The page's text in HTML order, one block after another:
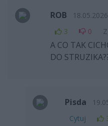
ROB
3
0
A CO TAK
DO
Pisda
Cytuj